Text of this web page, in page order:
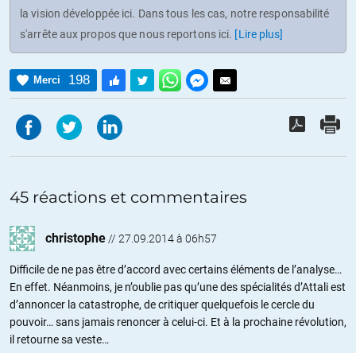
la vision développée ici. Dans tous les cas, notre responsabilité
s'arrête aux propos que nous reportons ici. [Lire plus]
Merci 198
45 réactions et commentaires
christophe // 27.09.2014 à 06h57
Difficile de ne pas être d’accord avec certains éléments de l’analyse…
En effet. Néanmoins, je n’oublie pas qu’une des spécialités d’Attali est
d’annoncer la catastrophe, de critiquer quelquefois le cercle du
pouvoir… sans jamais renoncer à celui-ci. Et à la prochaine révolution,
il retourne sa veste…